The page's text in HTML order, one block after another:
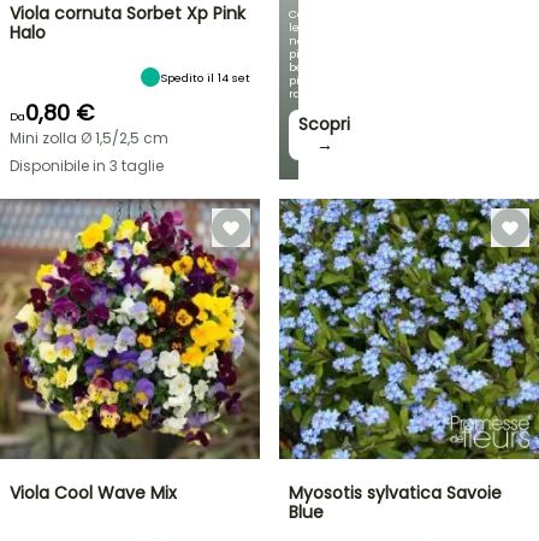
Con
le
nostre
più
belle
piante
rampicanti
Scopri
→
Viola cornuta Sorbet Xp Pink
Halo
Spedito il 14 set
Da0,80 €
Mini zolla Ø 1,5/2,5 cm
Disponibile in 3 taglie
Viola Cool Wave Mix
Myosotis sylvatica Savoie
Blue